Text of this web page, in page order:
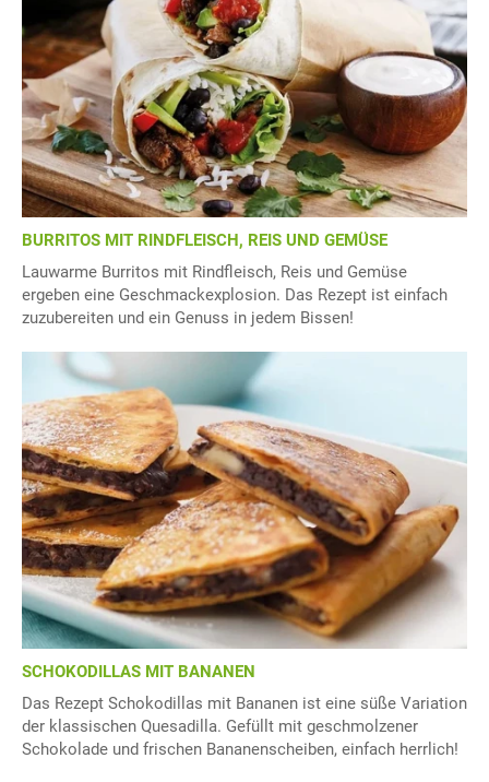
BURRITOS MIT RINDFLEISCH, REIS UND GEMÜSE
Lauwarme Burritos mit Rindfleisch, Reis und Gemüse
ergeben eine Geschmackexplosion. Das Rezept ist einfach
zuzubereiten und ein Genuss in jedem Bissen!
SCHOKODILLAS MIT BANANEN
Das Rezept Schokodillas mit Bananen ist eine süße Variation
der klassischen Quesadilla. Gefüllt mit geschmolzener
Schokolade und frischen Bananenscheiben, einfach herrlich!